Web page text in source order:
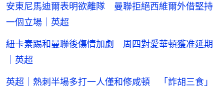
安東尼馬迪爾表明欲離隊 曼聯拒絕西維爾外借堅持
一個立場｜英超
紐卡素踢和曼聯後傷情加劇 周四對愛華頓獲准延期
｜英超
英超｜熱刺半場多打一人僅和修咸頓 「詐胡三食」